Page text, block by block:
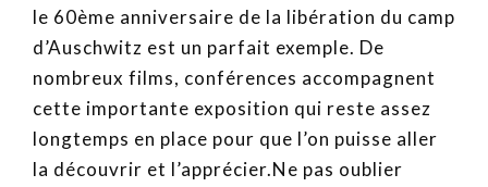
le 60ème anniversaire de la libération du camp
d’Auschwitz est un parfait exemple. De
nombreux films, conférences accompagnent
cette importante exposition qui reste assez
longtemps en place pour que l’on puisse aller
la découvrir et l’apprécier.Ne pas oublier